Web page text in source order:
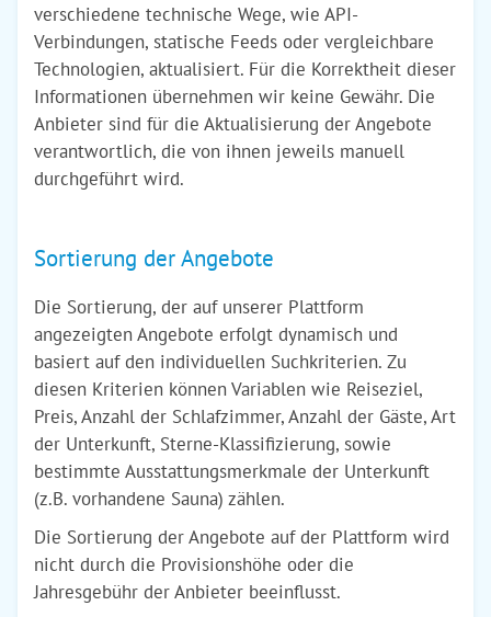
verschiedene technische Wege, wie API-
Verbindungen, statische Feeds oder vergleichbare
Technologien, aktualisiert. Für die Korrektheit dieser
Informationen übernehmen wir keine Gewähr. Die
Anbieter sind für die Aktualisierung der Angebote
verantwortlich, die von ihnen jeweils manuell
durchgeführt wird.
Sortierung der Angebote
Die Sortierung, der auf unserer Plattform
angezeigten Angebote erfolgt dynamisch und
basiert auf den individuellen Suchkriterien. Zu
diesen Kriterien können Variablen wie Reiseziel,
Preis, Anzahl der Schlafzimmer, Anzahl der Gäste, Art
der Unterkunft, Sterne-Klassifizierung, sowie
bestimmte Ausstattungsmerkmale der Unterkunft
(z.B. vorhandene Sauna) zählen.
Die Sortierung der Angebote auf der Plattform wird
nicht durch die Provisionshöhe oder die
Jahresgebühr der Anbieter beeinflusst.